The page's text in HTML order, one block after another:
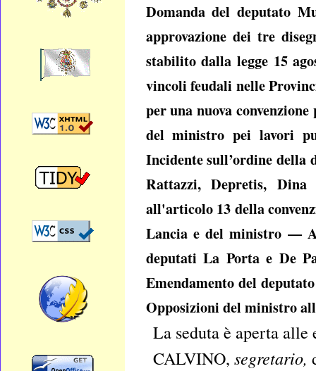
Domanda del deputato
approvazione dei tre
stabilito dalla legge 15
vincoli feudali nelle
per una nuova
del ministro pei lavori
Incidente sull’ordine della
Rattazzi, Depretis,
all'articolo 13 della
Lancia e del ministro —
deputati La Porta e De
Emendamento del
Opposizioni del ministro
La seduta è aperta alle
CALVINO, segretario,